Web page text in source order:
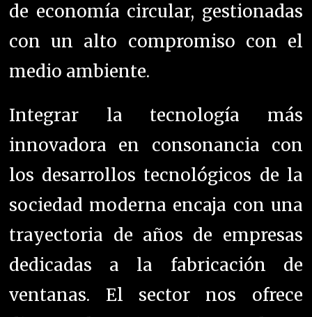
de economía circular, gestionadas
con un alto compromiso con el
medio ambiente.
Integrar la tecnología más
innovadora en consonancia con
los desarrollos tecnológicos de la
sociedad moderna encaja con una
trayectoria de años de empresas
dedicadas a la fabricación de
ventanas. El sector nos ofrece